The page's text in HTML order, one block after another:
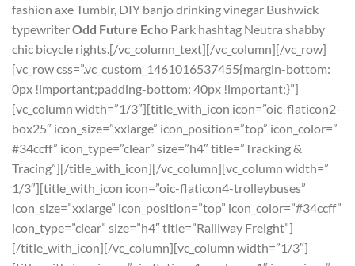
fashion axe Tumblr, DIY banjo drinking vinegar Bushwick
typewriterOdd Future Echo Park hashtag Neutra shabby
chic bicycle rights.[/vc_column_text][/vc_column][/vc_row]
[vc_row css=”.vc_custom_1461016537455{margin-bottom:
0px !important;padding-bottom: 40px !important;}”]
[vc_column width=”1/3″][title_with_icon icon=”oic-flaticon2-
box25″ icon_size=”xxlarge” icon_position=”top” icon_color=”
#34ccff” icon_type=”clear” size=”h4″ title=”Tracking &
Tracing”][/title_with_icon][/vc_column][vc_column width=”
1/3″][title_with_icon icon=”oic-flaticon4-trolleybuses”
icon_size=”xxlarge” icon_position=”top” icon_color=”#34ccff”
icon_type=”clear” size=”h4″ title=”Raillway Freight”]
[/title_with_icon][/vc_column][vc_column width=”1/3″]